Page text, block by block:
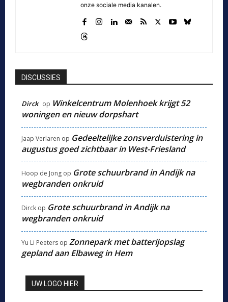
onze sociale media kanalen.
DISCUSSIES
Dirck op Winkelcentrum Molenhoek krijgt 52
woningen en nieuw dorpshart
Jaap Verlaren op Gedeeltelijke zonsverduistering in
augustus goed zichtbaar in West-Friesland
Hoop de Jong op Grote schuurbrand in Andijk na
wegbranden onkruid
Dirck op Grote schuurbrand in Andijk na
wegbranden onkruid
Yu Li Peeters op Zonnepark met batterijopslag
gepland aan Elbaweg in Hem
UW LOGO HIER